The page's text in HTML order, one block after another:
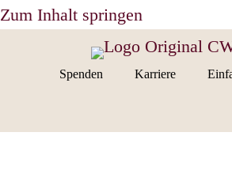
Zum Inhalt springen
Spenden Karriere